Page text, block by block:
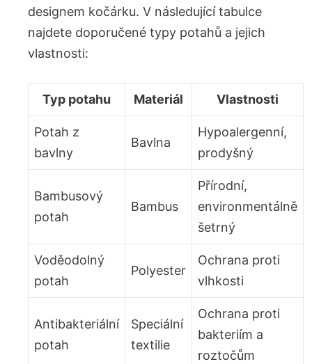
designem kočárku. V následující tabulce
najdete doporučené typy potahů a jejich
vlastnosti:
Typ potahu Materiál Vlastnosti
Potah z
bavlny
Bavlna
Hypoalergenní,
prodyšný
Bambusový
potah
Bambus
Přírodní,
environmentálně
šetrný
Voděodolný
potah
Polyester
Ochrana proti
vlhkosti
Antibakteriální
potah
Speciální
textilie
Ochrana proti
bakteriím a
roztočům